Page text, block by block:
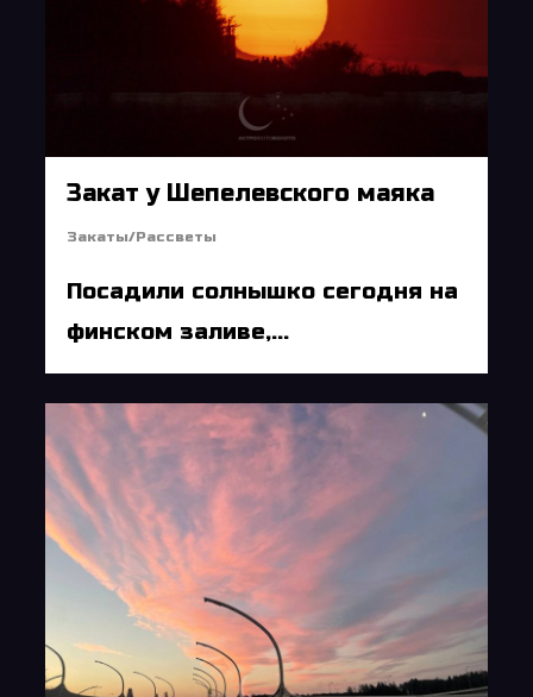
Закат у Шепелевского маяка
Закаты/Рассветы
Посадили солнышко сегодня на
финском заливе,...